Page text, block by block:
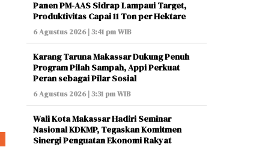
Panen PM-AAS Sidrap Lampaui Target,
Produktivitas Capai 11 Ton per Hektare
6 Agustus 2026 | 3:41 pm WIB
Karang Taruna Makassar Dukung Penuh
Program Pilah Sampah, Appi Perkuat
Peran sebagai Pilar Sosial
6 Agustus 2026 | 3:31 pm WIB
Wali Kota Makassar Hadiri Seminar
Nasional KDKMP, Tegaskan Komitmen
Sinergi Penguatan Ekonomi Rakyat